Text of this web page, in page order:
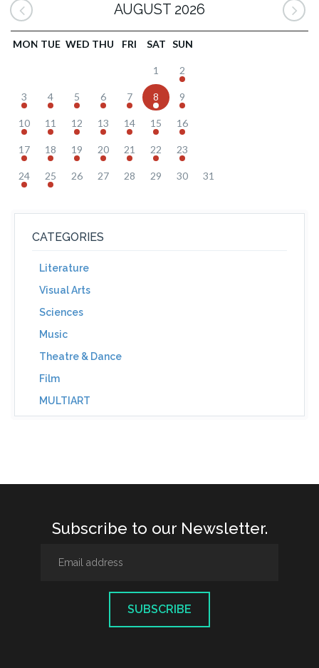
AUGUST 2026
MON TUE WED THU FRI SAT SUN
1 2
3 4 5 6 7 8 9
10 11 12 13 14 15 16
17 18 19 20 21 22 23
24 25 26 27 28 29 30 31
CATEGORIES
Literature
Visual Arts
Sciences
Music
Theatre & Dance
Film
MULTIART
Subscribe to our Newsletter.
SUBSCRIBE